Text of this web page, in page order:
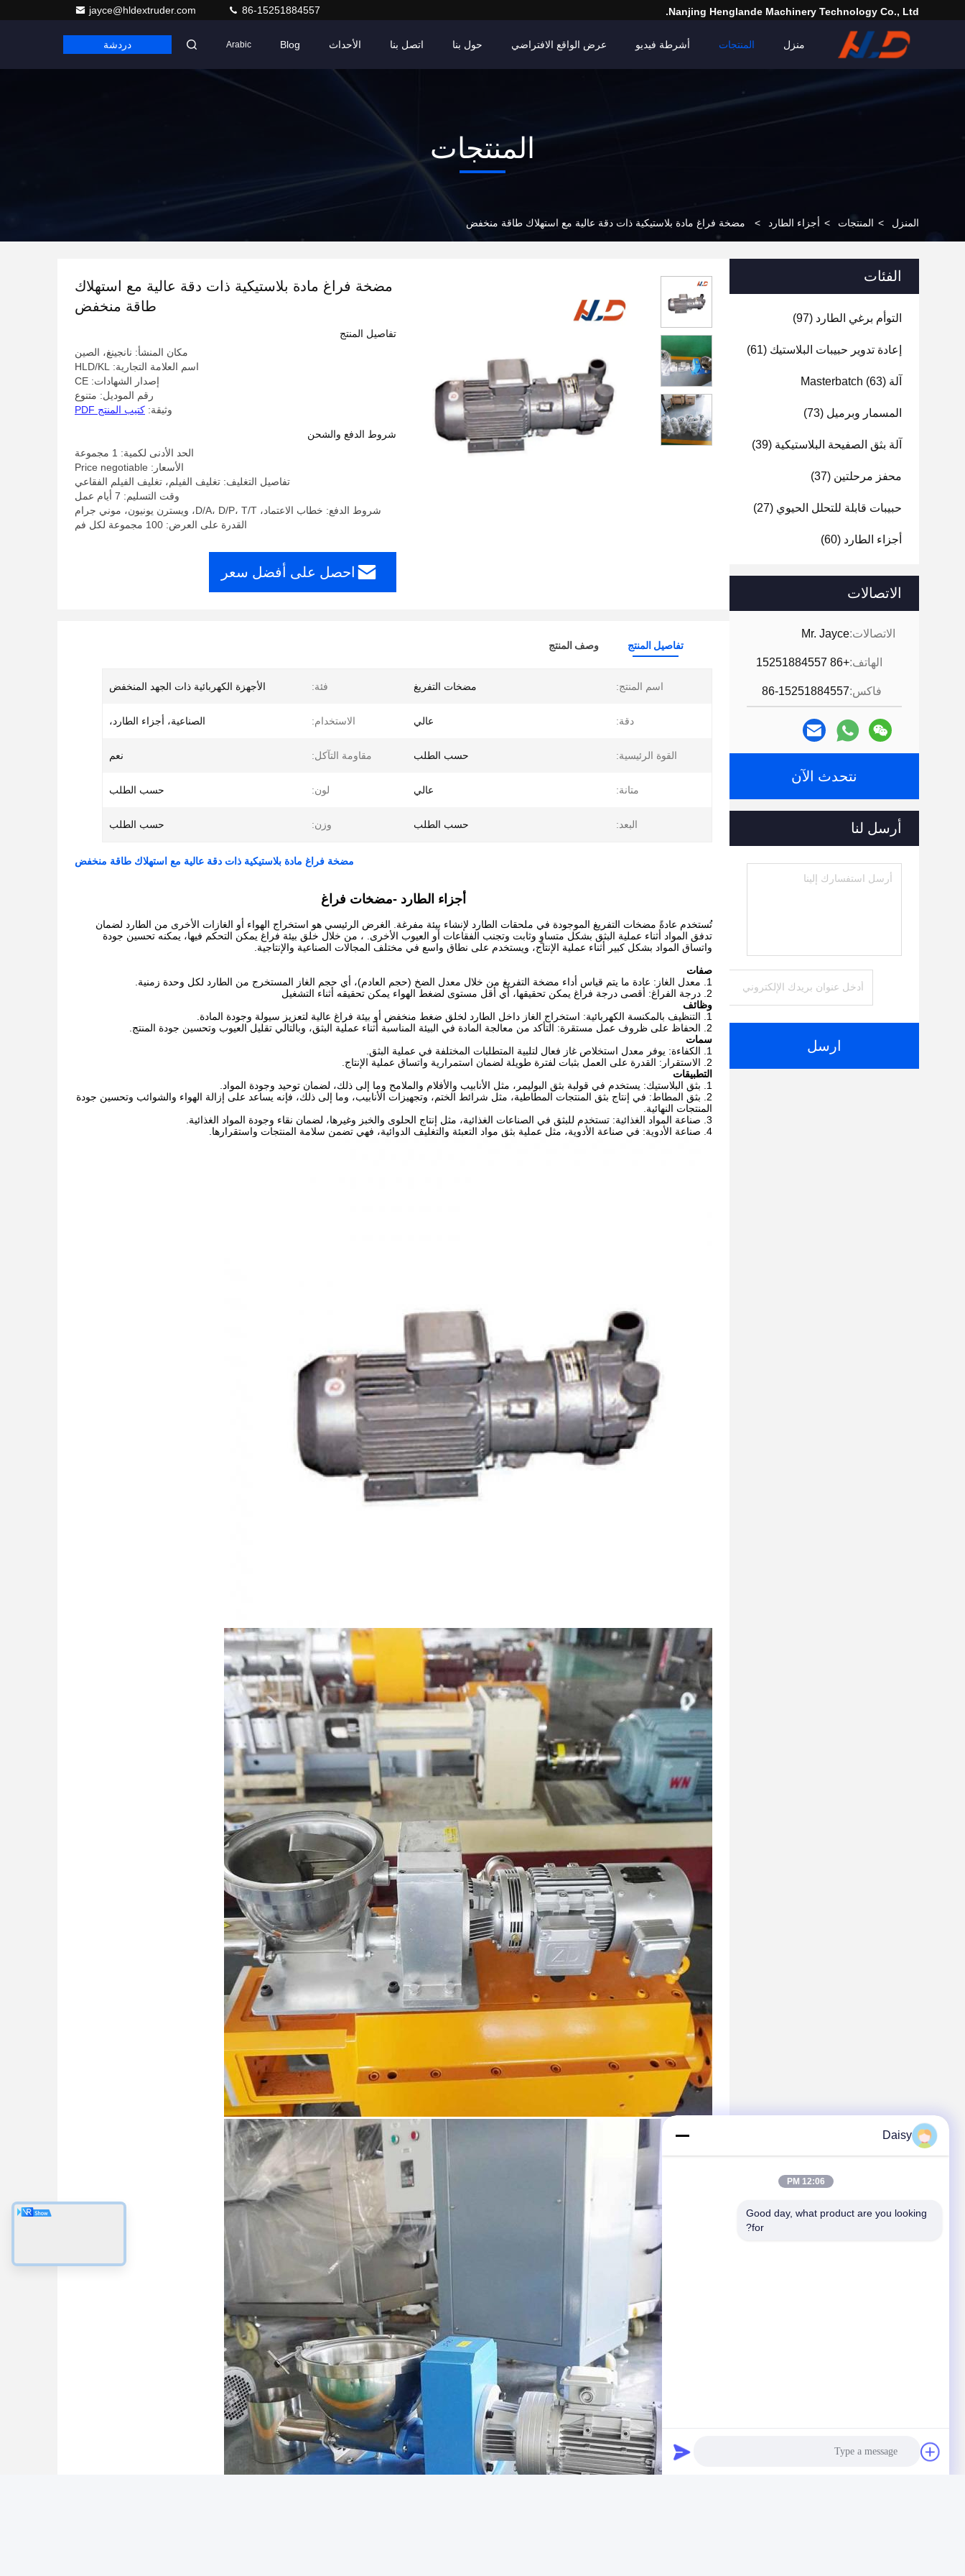
Nanjing Henglande Machinery Technology Co., Ltd.
jayce@hldextruder.com 86-15251884557
منزل المنتجات أشرطة فيديو عرض الواقع الافتراضي حول بنا اتصل بنا الأحداث Blog
Arabic دردشة
المنتجات
المنزل > المنتجات > أجزاء الطارد > مضخة فراغ مادة بلاستيكية ذات دقة عالية مع استهلاك طاقة منخفض
الفئات
التوأم برغي الطارد (97)
إعادة تدوير حبيبات البلاستيك (61)
آلة Masterbatch (63)
المسمار وبرميل (73)
آلة بثق الصفيحة البلاستيكية (39)
محفز مرحلتين (37)
حبيبات قابلة للتحلل الحيوي (27)
أجزاء الطارد (60)
الاتصالات
الاتصالات:Mr. Jayce
الهاتف:+86 15251884557
فاكس:86-15251884557
نتحدث الآن
أرسل لنا
ارسل
مضخة فراغ مادة بلاستيكية ذات دقة عالية مع استهلاك
طاقة منخفض
تفاصيل المنتج
مكان المنشأ: نانجينغ، الصين
اسم العلامة التجارية: HLD/KL
إصدار الشهادات: CE
رقم الموديل: متنوع
وثيقة: كتيب المنتج PDF
شروط الدفع والشحن
الحد الأدنى لكمية: 1 مجموعة
الأسعار: Price negotiable
تفاصيل التغليف: تغليف الفيلم، تغليف الفيلم الفقاعي
وقت التسليم: 7 أيام عمل
شروط الدفع: خطاب الاعتماد، D/A، D/P، T/T، ويسترن يونيون، موني جرام
القدرة على العرض: 100 مجموعة لكل فم
احصل على أفضل سعر
تفاصيل المنتج وصف المنتج
اسم المنتج: مضخات التفريغ فئة: الأجهزة الكهربائية ذات الجهد المنخفض
دقة: عالي الاستخدام: الصناعية، أجزاء الطارد،
القوة الرئيسية: حسب الطلب مقاومة التآكل: نعم
متانة: عالي لون: حسب الطلب
البعد: حسب الطلب وزن: حسب الطلب
مضخة فراغ مادة بلاستيكية ذات دقة عالية مع استهلاك طاقة منخفض
أجزاء الطارد -مضخات فراغ
تُستخدم عادةً مضخات التفريغ الموجودة في ملحقات الطارد لإنشاء بيئة مفرغة. الغرض الرئيسي هو استخراج الهواء أو الغازات الأخرى من الطارد لضمان
تدفق المواد أثناء عملية البثق بشكل متساوٍ وثابت وتجنب الفقاعات أو العيوب الأخرى. ، من خلال خلق بيئة فراغ يمكن التحكم فيها، يمكنه تحسين جودة
واتساق المواد بشكل كبير أثناء عملية الإنتاج، ويستخدم على نطاق واسع في مختلف المجالات الصناعية والإنتاجية.
صفات
معدل الغاز: عادة ما يتم قياس أداء مضخة التفريغ من خلال معدل الضخ (حجم العادم)، أي حجم الغاز المستخرج من الطارد لكل وحدة زمنية.
درجة الفراغ: أقصى درجة فراغ يمكن تحقيقها، أي أقل مستوى لضغط الهواء يمكن تحقيقه أثناء التشغيل
وظائف
التنظيف بالمكنسة الكهربائية: استخراج الغاز داخل الطارد لخلق ضغط منخفض أو بيئة فراغ عالية لتعزيز سيولة وجودة المادة.
الحفاظ على ظروف عمل مستقرة: التأكد من معالجة المادة في البيئة المناسبة أثناء عملية البثق، وبالتالي تقليل العيوب وتحسين جودة المنتج.
سمات
الكفاءة: يوفر معدل استخلاص غاز فعال لتلبية المتطلبات المختلفة في عملية البثق.
الاستقرار: القدرة على العمل بثبات لفترة طويلة لضمان استمرارية واتساق عملية الإنتاج.
التطبيقات
بثق البلاستيك: يستخدم في قولبة بثق البوليمر، مثل الأنابيب والأفلام والملامح وما إلى ذلك، لضمان توحيد وجودة المواد.
بثق المطاط: في إنتاج بثق المنتجات المطاطية، مثل شرائط الختم، وتجهيزات الأنابيب، وما إلى ذلك، فإنه يساعد على إزالة الهواء والشوائب وتحسين جودة
المنتجات النهائية.
صناعة المواد الغذائية: تستخدم للبثق في الصناعات الغذائية، مثل إنتاج الحلوى والخبز وغيرها، لضمان نقاء وجودة المواد الغذائية.
صناعة الأدوية: في صناعة الأدوية، مثل عملية بثق مواد التعبئة والتغليف الدوائية، فهي تضمن سلامة المنتجات واستقرارها.
Daisy
12:06 PM
Good day, what product are you looking
for?